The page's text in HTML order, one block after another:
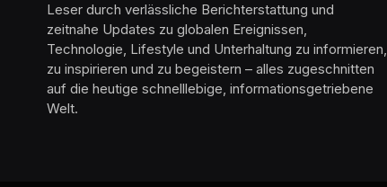
Leser durch verlässliche Berichterstattung und
zeitnahe Updates zu globalen Ereignissen,
Technologie, Lifestyle und Unterhaltung zu informieren,
zu inspirieren und zu begeistern – alles zugeschnitten
auf die heutige schnelllebige, informationsgetriebene
Welt.